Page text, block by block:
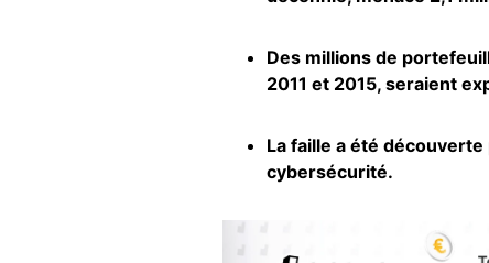
Des millions de
2011 et 2015, seraient
La faille a été
cybersécurité.